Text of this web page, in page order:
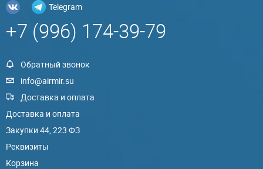
Telegram
+7 (996) 174-39-79
Обратный звонок
info@airmir.su
Доставка и оплата
Доставка и оплата
Закупки 44, 223 ФЗ
Реквизиты
Корзина